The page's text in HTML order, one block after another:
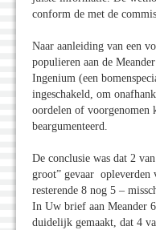
conform de met de
Naar aanleiding van een
populieren aan de
Ingenium (een
ingeschakeld, om
oordelen of voorgenomen
beargumenteerd.
De conclusie was dat 2
groot” gevaar opleverden
resterende 8 nog 5 –
In Uw brief aan Meander
duidelijk gemaakt, dat 4